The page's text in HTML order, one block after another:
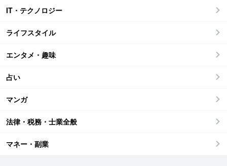
IT・テクノロジー
ライフスタイル
エンタメ・趣味
占い
マンガ
法律・税務・士業全般
マネー・副業